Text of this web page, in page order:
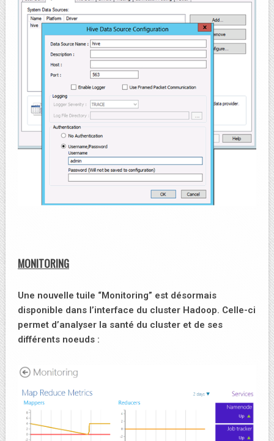
MONITORING
Une nouvelle tuile “Monitoring” est désormais
disponible dans l’interface du cluster Hadoop. Celle-ci
permet d’analyser la santé du cluster et de ses
différents noeuds :